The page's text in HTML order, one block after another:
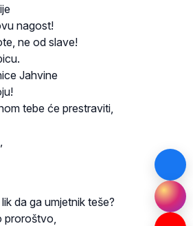
nagost!
ne od slave!
Jahvine
tebe će prestraviti,
da ga umjetnik teše?
proroštvo,